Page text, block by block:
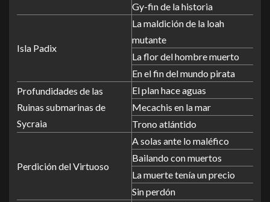
Gy-fin de la historia
Isla Padix
La maldición de la loah
mutante
La flor del hombre muerto
En el fin del mundo pirata
Profundidades de las
Ruinas submarinas de
Sycraia
El plan hace aguas
Mecachis en la mar
Trono atlántido
Perdición del Virtuoso
A solas ante lo maléfico
Bailando con muertos
La muerte tenía un precio
Sin perdón